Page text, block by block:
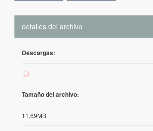
detalles del archivo
Descargas:
1
Tamaño del archivo:
11,69MB